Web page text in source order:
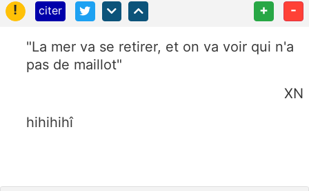
!
citer + -
"La mer va se retirer, et on va voir qui n'a
pas de maillot"
XN
hihihihî